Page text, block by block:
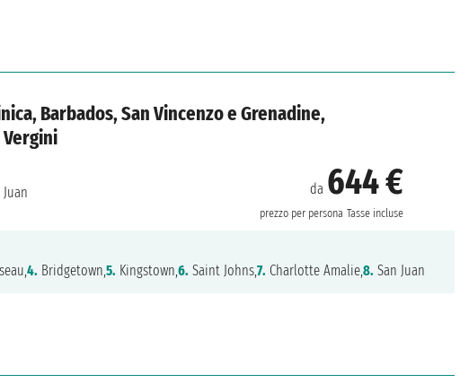
Barbados, San Vincenzo e Grenadine,
da 644 €
prezzo per persona Tasse incluse
4. Bridgetown,5. Kingstown,6. Saint Johns,7. Charlotte Amalie,8. San Juan